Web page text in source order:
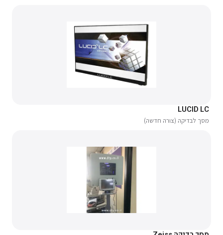
LUCID LC
מסך לבדיקה (צורה חדשה)